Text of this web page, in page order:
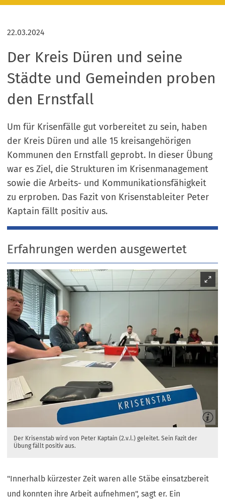
22.03.2024
Der Kreis Düren und seine
Städte und Gemeinden proben
den Ernstfall
Um für Krisenfälle gut vorbereitet zu sein, haben
der Kreis Düren und alle 15 kreisangehörigen
Kommunen den Ernstfall geprobt. In dieser Übung
war es Ziel, die Strukturen im Krisenmanagement
sowie die Arbeits- und Kommunikationsfähigkeit
zu erproben. Das Fazit von Krisenstableiter Peter
Kaptain fällt positiv aus.
Erfahrungen werden ausgewertet
Der Krisenstab wird von Peter Kaptain (2.v.l.) geleitet. Sein Fazit der
Übung fällt positiv aus.
"Innerhalb kürzester Zeit waren alle Stäbe einsatzbereit
und konnten ihre Arbeit aufnehmen", sagt er. Ein